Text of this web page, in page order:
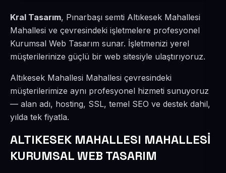
Kral Tasarım, Pınarbaşı semti Altıkesek Mahallesi
Mahallesi ve çevresindeki işletmelere profesyonel
Kurumsal Web Tasarım sunar. İşletmenizi yerel
müşterilerinize güçlü bir web sitesiyle ulaştırıyoruz.
Altıkesek Mahallesi Mahallesi çevresindeki
müşterilerimize aynı profesyonel hizmeti sunuyoruz
— alan adı, hosting, SSL, temel SEO ve destek dahil,
yılda tek fiyatla.
ALTIKESEK MAHALLESI MAHALLESİ
KURUMSAL WEB TASARIM